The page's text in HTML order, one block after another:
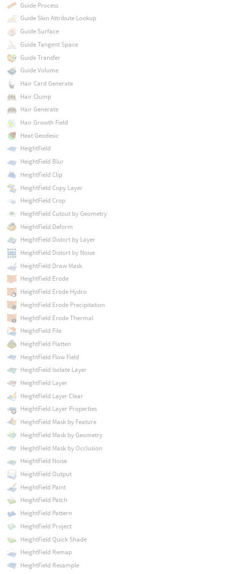
Guide Process
Guide Skin Attribute Lookup
Guide Surface
Guide Tangent Space
Guide Transfer
Guide Volume
Hair Card Generate
Hair Clump
Hair Generate
Hair Growth Field
Heat Geodesic
HeightField
HeightField Blur
HeightField Clip
HeightField Copy Layer
HeightField Crop
HeightField Cutout by Geometry
HeightField Deform
HeightField Distort by Layer
HeightField Distort by Noise
HeightField Draw Mask
HeightField Erode
HeightField Erode Hydro
HeightField Erode Precipitation
HeightField Erode Thermal
HeightField File
HeightField Flatten
HeightField Flow Field
HeightField Isolate Layer
HeightField Layer
HeightField Layer Clear
HeightField Layer Properties
HeightField Mask by Feature
HeightField Mask by Geometry
HeightField Mask by Occlusion
HeightField Noise
HeightField Output
HeightField Paint
HeightField Patch
HeightField Pattern
HeightField Project
HeightField Quick Shade
HeightField Remap
HeightField Resample